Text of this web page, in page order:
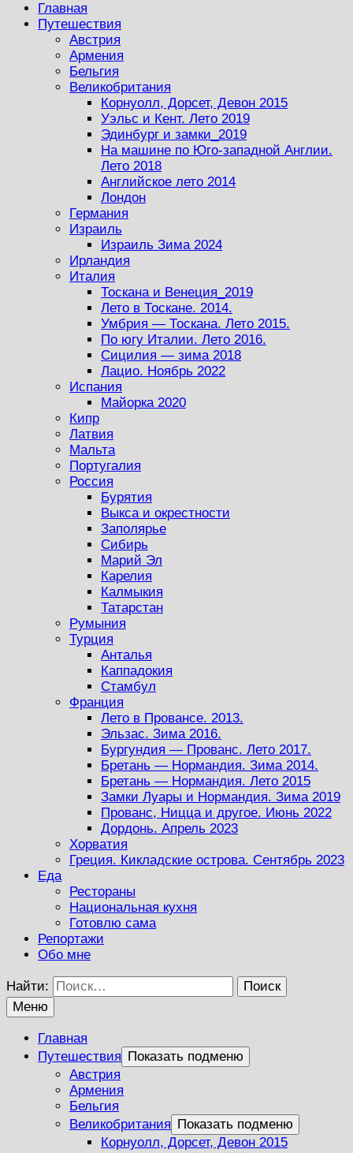
Главная
Путешествия
Австрия
Армения
Бельгия
Великобритания
Корнуолл, Дорсет, Девон 2015
Уэльс и Кент. Лето 2019
Эдинбург и замки_2019
На машине по Юго-западной Англии.
Лето 2018
Английское лето 2014
Лондон
Германия
Израиль
Израиль Зима 2024
Ирландия
Италия
Тоскана и Венеция_2019
Лето в Тоскане. 2014.
Умбрия — Тоскана. Лето 2015.
По югу Италии. Лето 2016.
Сицилия — зима 2018
Лацио. Ноябрь 2022
Испания
Майорка 2020
Кипр
Латвия
Мальта
Португалия
Россия
Бурятия
Выкса и окрестности
Заполярье
Сибирь
Марий Эл
Карелия
Калмыкия
Татарстан
Румыния
Турция
Анталья
Каппадокия
Стамбул
Франция
Лето в Провансе. 2013.
Эльзас. Зима 2016.
Бургундия — Прованс. Лето 2017.
Бретань — Нормандия. Зима 2014.
Бретань — Нормандия. Лето 2015
Замки Луары и Нормандия. Зима 2019
Прованс, Ницца и другое. Июнь 2022
Дордонь. Апрель 2023
Хорватия
Греция. Кикладские острова. Сентябрь 2023
Еда
Рестораны
Национальная кухня
Готовлю сама
Репортажи
Обо мне
Найти:
Меню
Главная
Путешествия Показать подменю
Австрия
Армения
Бельгия
Великобритания Показать подменю
Корнуолл, Дорсет, Девон 2015